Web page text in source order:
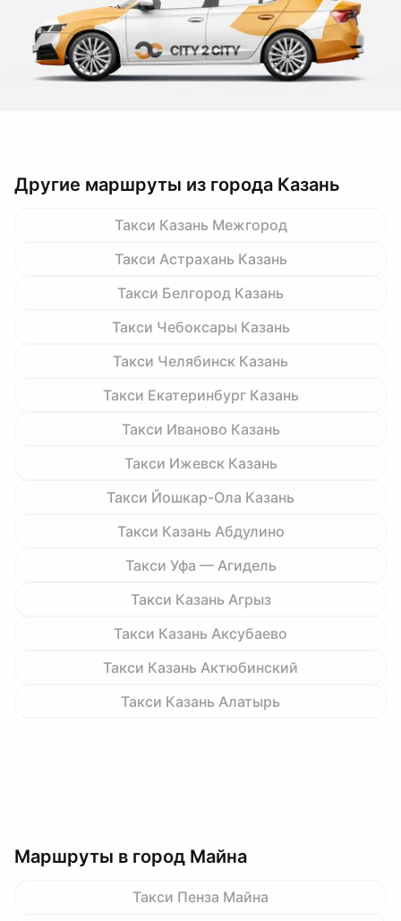
Другие маршруты из города Казань
Такси Казань Межгород
Такси Астрахань Казань
Такси Белгород Казань
Такси Чебоксары Казань
Такси Челябинск Казань
Такси Екатеринбург Казань
Такси Иваново Казань
Такси Ижевск Казань
Такси Йошкар-Ола Казань
Такси Казань Абдулино
Такси Уфа — Агидель
Такси Казань Агрыз
Такси Казань Аксубаево
Такси Казань Актюбинский
Такси Казань Алатырь
Маршруты в город Майна
Такси Пенза Майна